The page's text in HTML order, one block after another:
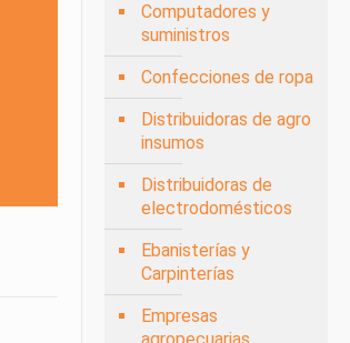
Computadores y
suministros
Confecciones de ropa
Distribuidoras de agro
insumos
Distribuidoras de
electrodomésticos
Ebanisterías y
Carpinterías
Empresas